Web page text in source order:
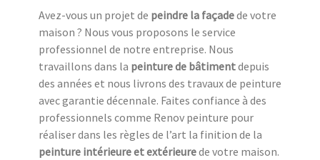
Avez-vous un projet de peindre la façadede votre
maison ? Nous vous proposons le service
professionnel de notre entreprise. Nous
travaillons dans la peinture de bâtimentdepuis
des années et nous livrons des travaux de peinture
avec garantie décennale. Faites confiance à des
professionnels comme Renov peinture pour
réaliser dans les règles de l’art la finition de la
peinture intérieure et extérieurede votre maison.